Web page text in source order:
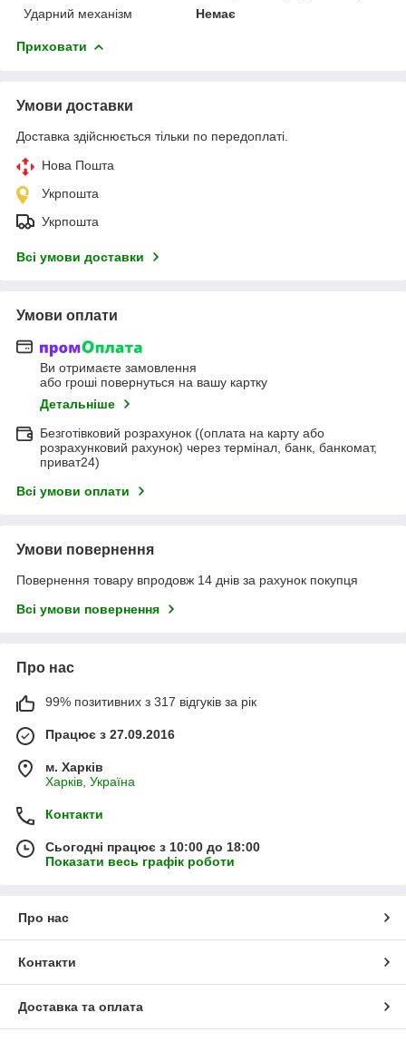
Ударний механізм
Немає
Приховати
Умови доставки
Доставка здійснюється тільки по передоплаті.
Нова Пошта
Укрпошта
Укрпошта
Всі умови доставки
Умови оплати
Ви отримаєте замовлення
або гроші повернуться на вашу картку
Детальніше
Безготівковий розрахунок ((оплата на карту або
розрахунковий рахунок) через термінал, банк, банкомат,
приват24)
Всі умови оплати
Умови повернення
Повернення товару впродовж 14 днів за рахунок покупця
Всі умови повернення
Про нас
99% позитивних з 317 відгуків за рік
Працює з 27.09.2016
м. Харків
Харків, Україна
Контакти
Сьогодні працює з 10:00 до 18:00
Показати весь графік роботи
Про нас
Контакти
Доставка та оплата